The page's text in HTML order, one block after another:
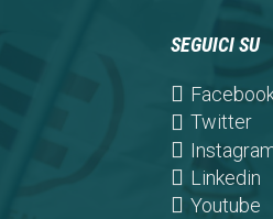
SEGUICI SU
Twitter
in
a
Linkedin
in
Youtube